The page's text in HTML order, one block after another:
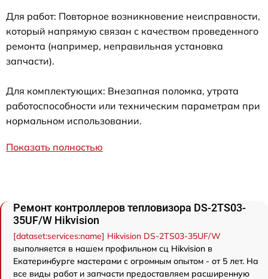
Для работ: Повторное возникновение неисправности,
который напрямую связан с качеством проведенного
ремонта (например, неправильная установка
запчасти).
Для комплектующих: Внезапная поломка, утрата
работоспособности или техническим параметрам при
нормальном использовании.
Показать полностью
Ремонт контроллеров тепловизора DS-2TS03-
35UF/W Hikvision
[dataset:services:name] Hikvision DS-2TS03-35UF/W
выполняется в нашем профильном сц Hikvision в
Екатеринбурге мастерами с огромным опытом - от 5 лет. На
все виды работ и запчасти предоставляем расширенную